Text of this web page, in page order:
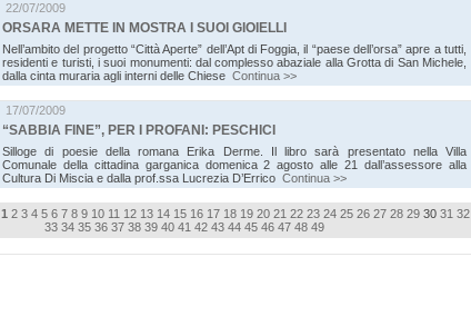
22/07/2009
ORSARA METTE IN MOSTRA I SUOI GIOIELLI
Nell’ambito del progetto “Città Aperte” dell’Apt di Foggia, il “paese dell’orsa” apre a tutti,
residenti e turisti, i suoi monumenti: dal complesso abaziale alla Grotta di San Michele,
dalla cinta muraria agli interni delle Chiese Continua >>
17/07/2009
“SABBIA FINE”, PER I PROFANI: PESCHICI
Silloge di poesie della romana Erika Derme. Il libro sarà presentato nella Villa
Comunale della cittadina garganica domenica 2 agosto alle 21 dall’assessore alla
Cultura Di Miscia e dalla prof.ssa Lucrezia D’Errico Continua >>
1 2 3 4 5 6 7 8 9 10 11 12 13 14 15 16 17 18 19 20 21 22 23 24 25 26 27 28 2930 31 32
33 34 35 36 37 38 39 40 41 42 43 44 45 46 47 48 49